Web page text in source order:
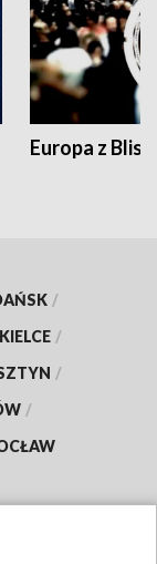
Europa z
/
KIELCE /
/
/